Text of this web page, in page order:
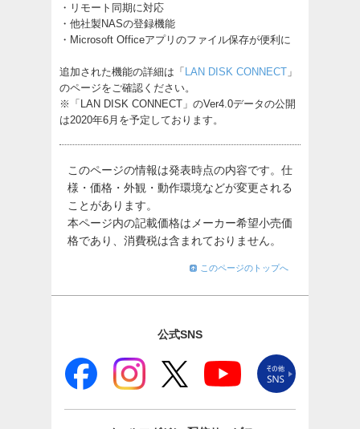
・リモート同期に対応
・他社製NASの登録機能
・Microsoft Officeアプリのファイル保存が便利に
追加された機能の詳細は「 LAN DISK CONNECT 」
のページをご確認ください。
※「LAN DISK CONNECT」のVer4.0データの公開
は2020年6月を予定しております。
このページの情報は発表時点の内容です。仕
様・価格・外観・動作環境などが変更される
ことがあります。
本ページ内の記載価格はメーカー希望小売価
格であり、消費税は含まれておりません。
このページのトップへ
公式SNS